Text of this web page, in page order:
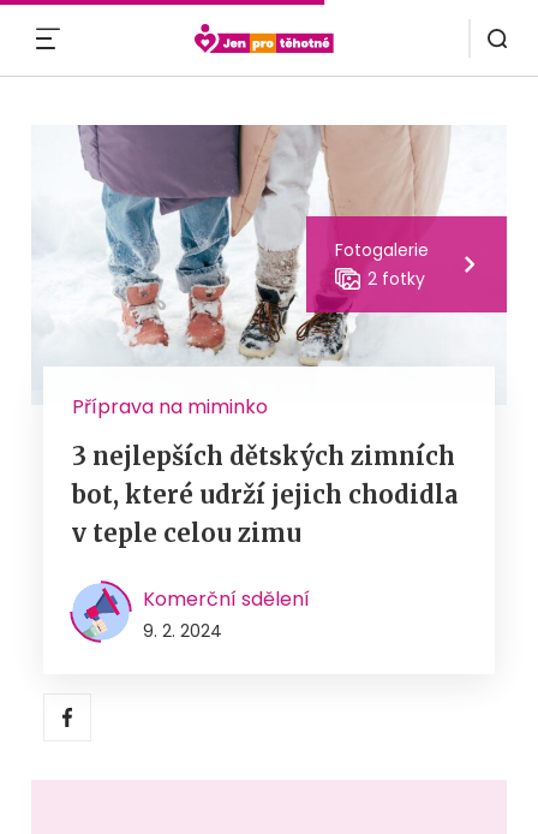
Fotogalerie
2 fotky
Příprava na miminko
3 nejlepších dětských zimních
bot, které udrží jejich chodidla
v teple celou zimu
Komerční sdělení
9. 2. 2024